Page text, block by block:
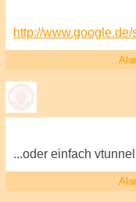
http://
...oder einfach